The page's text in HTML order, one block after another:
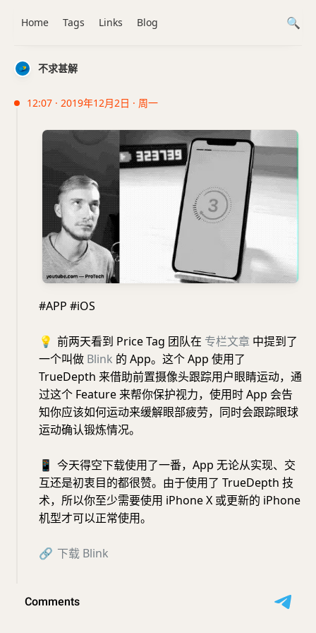
不求甚解
12:07 · 2019年12月2日 · 周一
#APP #iOS
💡 前两天看到 Price Tag 团队在 专栏文章 中提到了
一个叫做 Blink 的 App。这个 App 使用了
TrueDepth 来借助前置摄像头跟踪用户眼睛运动，通
过这个 Feature 来帮你保护视力，使用时 App 会告
知你应该如何运动来缓解眼部疲劳，同时会跟踪眼球
运动确认锻炼情况。
📱 今天得空下载使用了一番，App 无论从实现、交
互还是初衷目的都很赞。由于使用了 TrueDepth 技
术，所以你至少需要使用 iPhone X 或更新的 iPhone
机型才可以正常使用。
🔗 下载 Blink
Home Tags Links Blog